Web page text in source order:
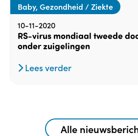
Baby, Gezondheid / Ziekte
10-11-2020
RS-virus mondiaal tweede
onder zuigelingen
Lees verder
Alle